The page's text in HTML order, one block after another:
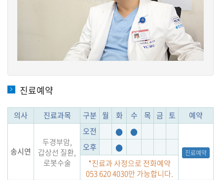
진료예약
의사 진료과목 구분 월 화 수 목 금 토 예약
송시연
두경부암,
갑상선 질환,
로봇수술
오전 ● ●
진료예약
오후
●
*진료과 사정으로 전화예약
053 620 4030만 가능합니다.